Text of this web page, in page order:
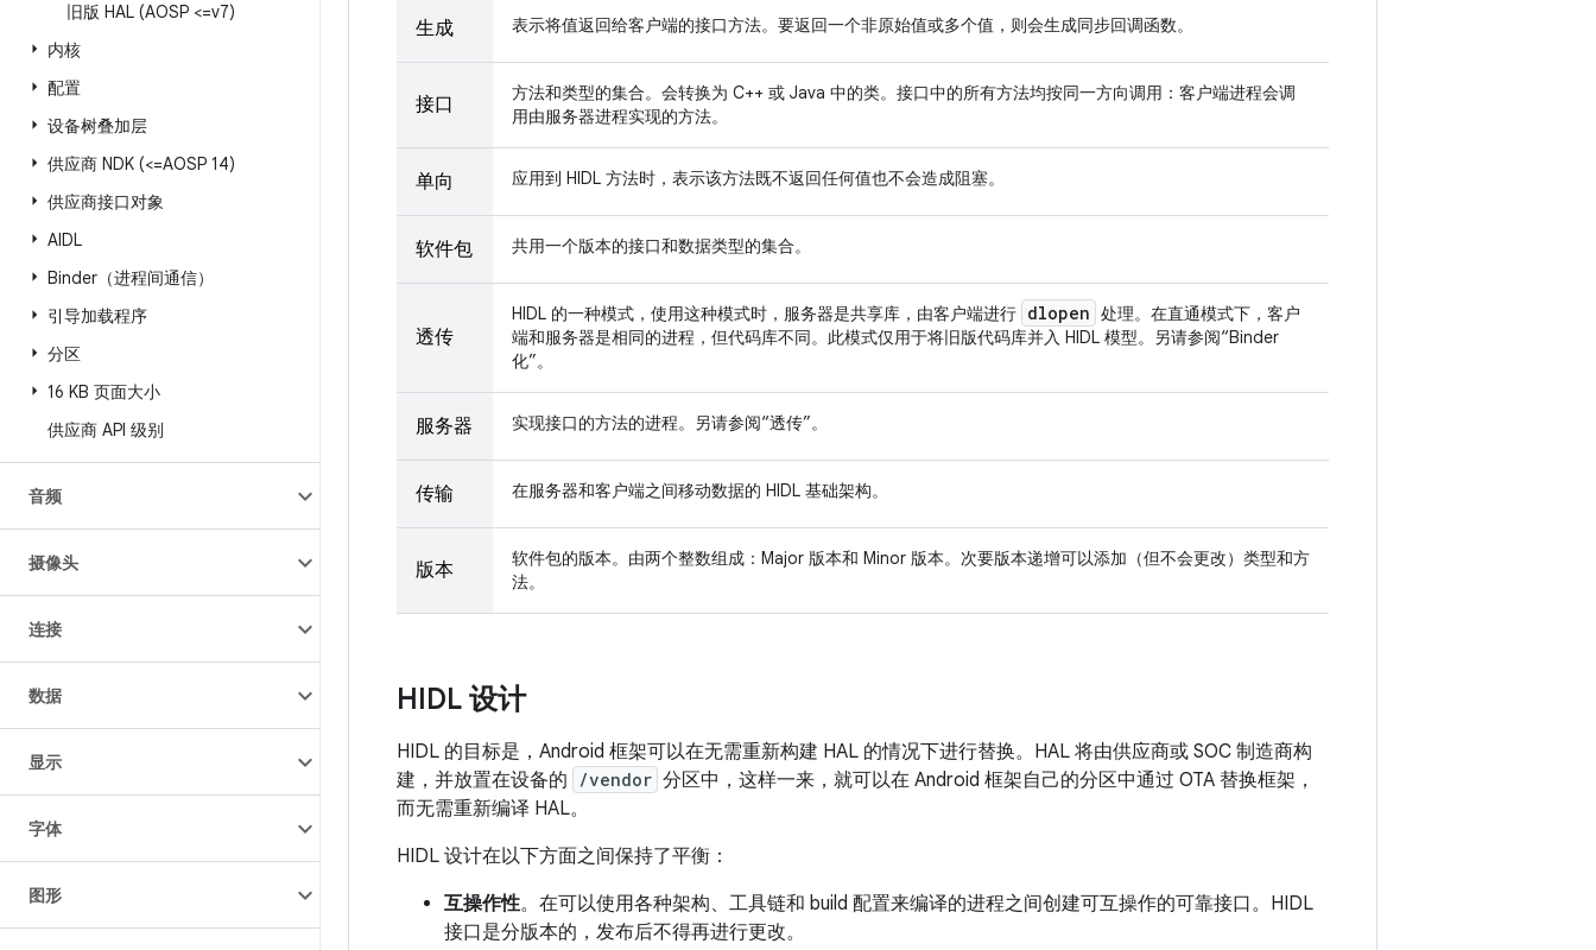
旧版 HAL (AOSP <=v7)
内核
配置
设备树叠加层
供应商 NDK (<=AOSP 14)
供应商接口对象
AIDL
Binder（进程间通信）
引导加载程序
分区
16 KB 页面大小
供应商 API 级别
音频
摄像头
连接
数据
显示
字体
图形
生成 表示将值返回给客户端的接口方法。要返回一个非原始值或多个值，则会生成同步回调函数。
接口
方法和类型的集合。会转换为 C++ 或 Java 中的类。接口中的所有方法均按同一方向调用：客户端进程会调
用由服务器进程实现的方法。
单向 应用到 HIDL 方法时，表示该方法既不返回任何值也不会造成阻塞。
软件包 共用一个版本的接口和数据类型的集合。
透传
HIDL 的一种模式，使用这种模式时，服务器是共享库，由客户端进行 dlopen 处理。在直通模式下，客户
端和服务器是相同的进程，但代码库不同。此模式仅用于将旧版代码库并入 HIDL 模型。另请参阅“Binder
化”。
服务器 实现接口的方法的进程。另请参阅“透传”。
传输 在服务器和客户端之间移动数据的 HIDL 基础架构。
版本
软件包的版本。由两个整数组成：Major 版本和 Minor 版本。次要版本递增可以添加（但不会更改）类型和方
法。
HIDL 设计
HIDL 的目标是，Android 框架可以在无需重新构建 HAL 的情况下进行替换。HAL 将由供应商或 SOC 制造商构
建，并放置在设备的
/vendor 分区中，这样一来，就可以在 Android 框架自己的分区中通过 OTA 替换框架，
而无需重新编译 HAL。
HIDL 设计在以下方面之间保持了平衡：
互操作性。在可以使用各种架构、工具链和 build 配置来编译的进程之间创建可互操作的可靠接口。HIDL
接口是分版本的，发布后不得再进行更改。